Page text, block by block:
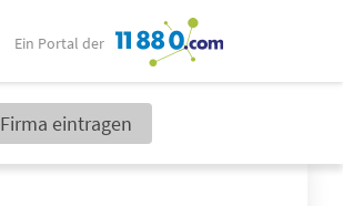
Ein Portal der
Firma eintragen